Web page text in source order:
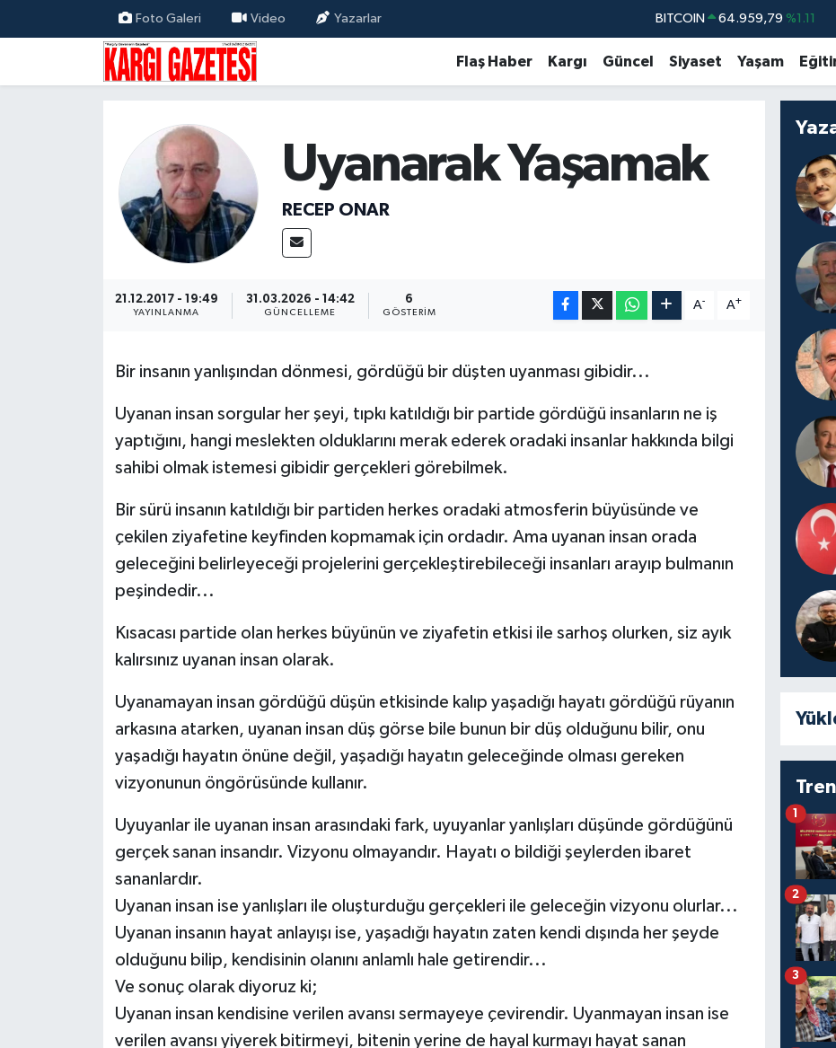
Foto Galeri Video Yazarlar BITCOIN 64.959,79 %1.11
EURO 55,2510 %0.32
GRAM ALTIN
BİST100 %-14
Flaş Haber Kargı Güncel Siyaset Yaşam
Uyanarak Yaşamak
RECEP ONAR
21.12.2017 - 19:49
YAYINLANMA
31.03.2026 - 14:42
GÜNCELLEME
6
GÖSTERIM
A- A+
Bir insanın yanlışından dönmesi, gördüğü bir düşten uyanması gibidir...
Uyanan insan sorgular her şeyi, tıpkı katıldığı bir partide gördüğü insanların ne iş
yaptığını, hangi meslekten olduklarını merak ederek oradaki insanlar hakkında bilgi
sahibi olmak istemesi gibidir gerçekleri görebilmek.
Bir sürü insanın katıldığı bir partiden herkes oradaki atmosferin büyüsünde ve
çekilen ziyafetine keyfinden kopmamak için ordadır. Ama uyanan insan orada
geleceğini belirleyeceği projelerini gerçekleştirebileceği insanları arayıp bulmanın
peşindedir...
Kısacası partide olan herkes büyünün ve ziyafetin etkisi ile sarhoş olurken, siz ayık
kalırsınız uyanan insan olarak.
Uyanamayan insan gördüğü düşün etkisinde kalıp yaşadığı hayatı gördüğü rüyanın
arkasına atarken, uyanan insan düş görse bile bunun bir düş olduğunu bilir, onu
yaşadığı hayatın önüne değil, yaşadığı hayatın geleceğinde olması gereken
vizyonunun öngörüsünde kullanır.
Uyuyanlar ile uyanan insan arasındaki fark, uyuyanlar yanlışları düşünde gördüğünü
gerçek sanan insandır. Vizyonu olmayandır. Hayatı o bildiği şeylerden ibaret
sananlardır.
Uyanan insan ise yanlışları ile oluşturduğu gerçekleri ile geleceğin vizyonu olurlar...
Uyanan insanın hayat anlayışı ise, yaşadığı hayatın zaten kendi dışında her şeyde
olduğunu bilip, kendisinin olanını anlamlı hale getirendir...
Ve sonuç olarak diyoruz ki;
Uyanan insan kendisine verilen avansı sermayeye çevirendir. Uyanmayan insan ise
verilen avansı yiyerek bitirmeyi, bitenin yerine de hayal kurmayı hayat sanan
1
2
3
Flaş Haber
Nöbetçi Eczaneler
Çorum Namaz Vakitleri
Trafik Durumu
Süper Lig Puan Durumu ve Fikstür
Tüm Manşetler